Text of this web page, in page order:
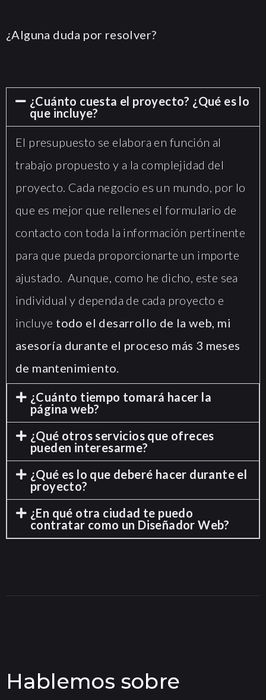
¿Alguna duda por resolver?
¿Cuánto cuesta el proyecto? ¿Qué es lo
que incluye?
El presupuesto se elabora en función al
trabajo propuesto y a la complejidad del
proyecto. Cada negocio es un mundo, por lo
que es mejor que rellenes el formulario de
contacto con toda la información pertinente
para que pueda proporcionarte un importe
ajustado. Aunque, como he dicho, este sea
individual y dependa de cada proyecto e
incluye todo el desarrollo de la web, mi
asesoría durante el proceso más 3 meses
de mantenimiento.
¿Cuánto tiempo tomará hacer la
página web?
¿Qué otros servicios que ofreces
pueden interesarme?
¿Qué es lo que deberé hacer durante el
proyecto?
¿En qué otra ciudad te puedo
contratar como un Diseñador Web?
Hablemos sobre